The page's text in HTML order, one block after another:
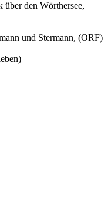
über den Wörthersee,
und Stermann, (ORF)